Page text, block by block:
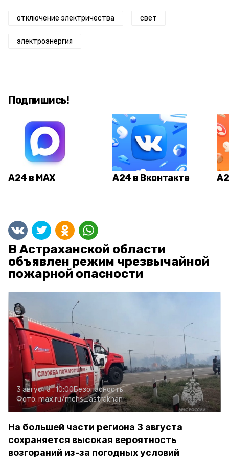
отключение электричества свет
электроэнергия
Подпишись!
А24 в MAX А24 в Вконтакте
В Астраханской области
объявлен режим чрезвычайной
пожарной опасности
3 августа , 10:00Безопасность
Фото: max.ru/mchs_astrakhan
На большей части региона 3 августа
сохраняется высокая вероятность
возгораний из-за погодных условий